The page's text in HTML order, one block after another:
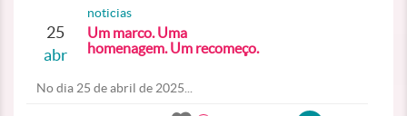
25
abr
noticias
Um marco. Uma
homenagem. Um recomeço.
No dia 25 de abril de 2025...